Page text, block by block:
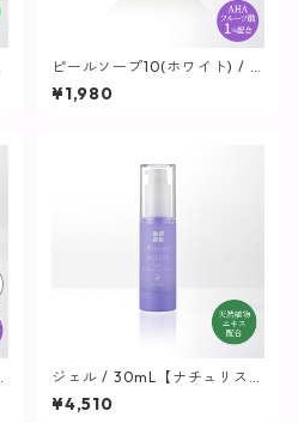
ピールソープ10(ホワイト) / 9
0g【ナチュリスティーアクレ
ス】
¥1,980
ジェル / 30mL【ナチュリステ
ィーアクレス】
¥4,510